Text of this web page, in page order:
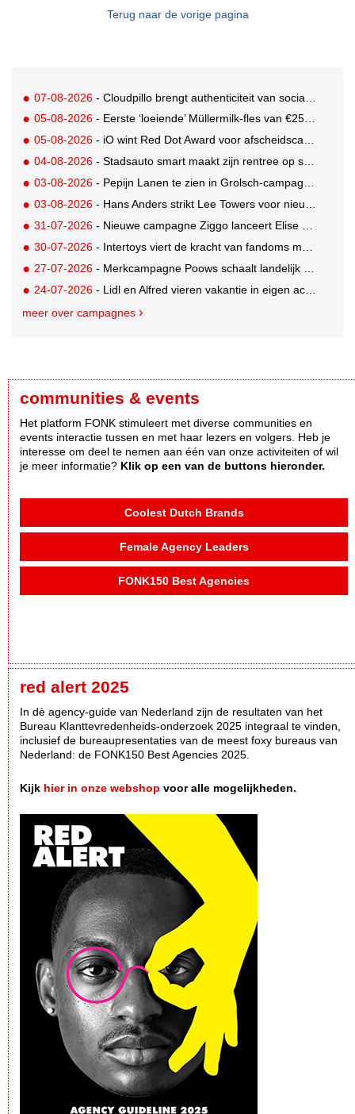
Terug naar de vorige pagina
07-08-2026 - Cloudpillo brengt authenticiteit van social naar tv
05-08-2026 - Eerste ‘loeiende’ Müllermilk-fles van €25.000,- gevonden
05-08-2026 - iO wint Red Dot Award voor afscheidscampagne Peter Houtman bij Feyenoord
04-08-2026 - Stadsauto smart maakt zijn rentree op straat met een wereldwijde muurschilderingcampagne
03-08-2026 - Pepijn Lanen te zien in Grolsch-campagne voor nieuwe Grolsch CAL
03-08-2026 - Hans Anders strikt Lee Towers voor nieuwe campagne
31-07-2026 - Nieuwe campagne Ziggo lanceert Elise Schaap als expert over de Nederlandse voetbalbeleving
30-07-2026 - Intertoys viert de kracht van fandoms met nieuwe social media campagne rondom Olivia Rodrigo
27-07-2026 - Merkcampagne Poows schaalt landelijk op met gerichte Out of Home strategie
24-07-2026 - Lidl en Alfred vieren vakantie in eigen achtertuin
meer over campagnes
communities & events
Het platform FONK stimuleert met diverse communities en
events interactie tussen en met haar lezers en volgers. Heb je
interesse om deel te nemen aan één van onze activiteiten of wil
je meer informatie? Klik op een van de buttons hieronder.
Coolest Dutch Brands
Female Agency Leaders
FONK150 Best Agencies
red alert 2025
In dè agency-guide van Nederland zijn de resultaten van het
Bureau Klanttevredenheids-onderzoek 2025 integraal te vinden,
inclusief de bureaupresentaties van de meest foxy bureaus van
Nederland: de FONK150 Best Agencies 2025.
Kijk hier in onze webshop voor alle mogelijkheden.